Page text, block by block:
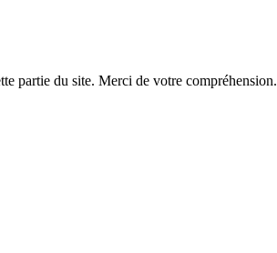
partie du site. Merci de votre compréhension.